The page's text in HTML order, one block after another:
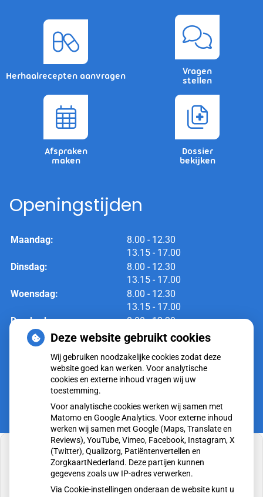
Herhaalrecepten aanvragen
Vragen
stellen
Afspraken
maken
Dossier
bekijken
Openingstijden
Maandag: 8.00 tot
- 12.30
13.15 tot
- 17.00
Dinsdag:
8.00 tot
- 12.30
13.15 tot
- 17.00
Woensdag:
8.00 tot
- 12.30
13.15 tot
- 17.00
Donderdag:
8.00tot
- 12.30
13.15tot
- 17.00
Vrijdag:
8.00
13.15tot
- 17.00
U heeft geen toestemming gegeven voor
Deze website gebruikt cookies
Wij gebruiken noodzakelijke cookies zodat deze
website goed kan werken. Voor analytische
cookies en externe inhoud vragen wij uw
toestemming.
Voor analytische cookies werken wij samen met
Matomo en Google Analytics. Voor externe inhoud
werken wij samen met Google (Maps, Translate en
Reviews), YouTube, Vimeo, Facebook, Instagram, X
(Twitter), Qualizorg, Patiëntenvertellen en
ZorgkaartNederland. Deze partijen kunnen
gegevens zoals uw IP-adres verwerken.
Via Cookie-instellingen onderaan de website kunt u